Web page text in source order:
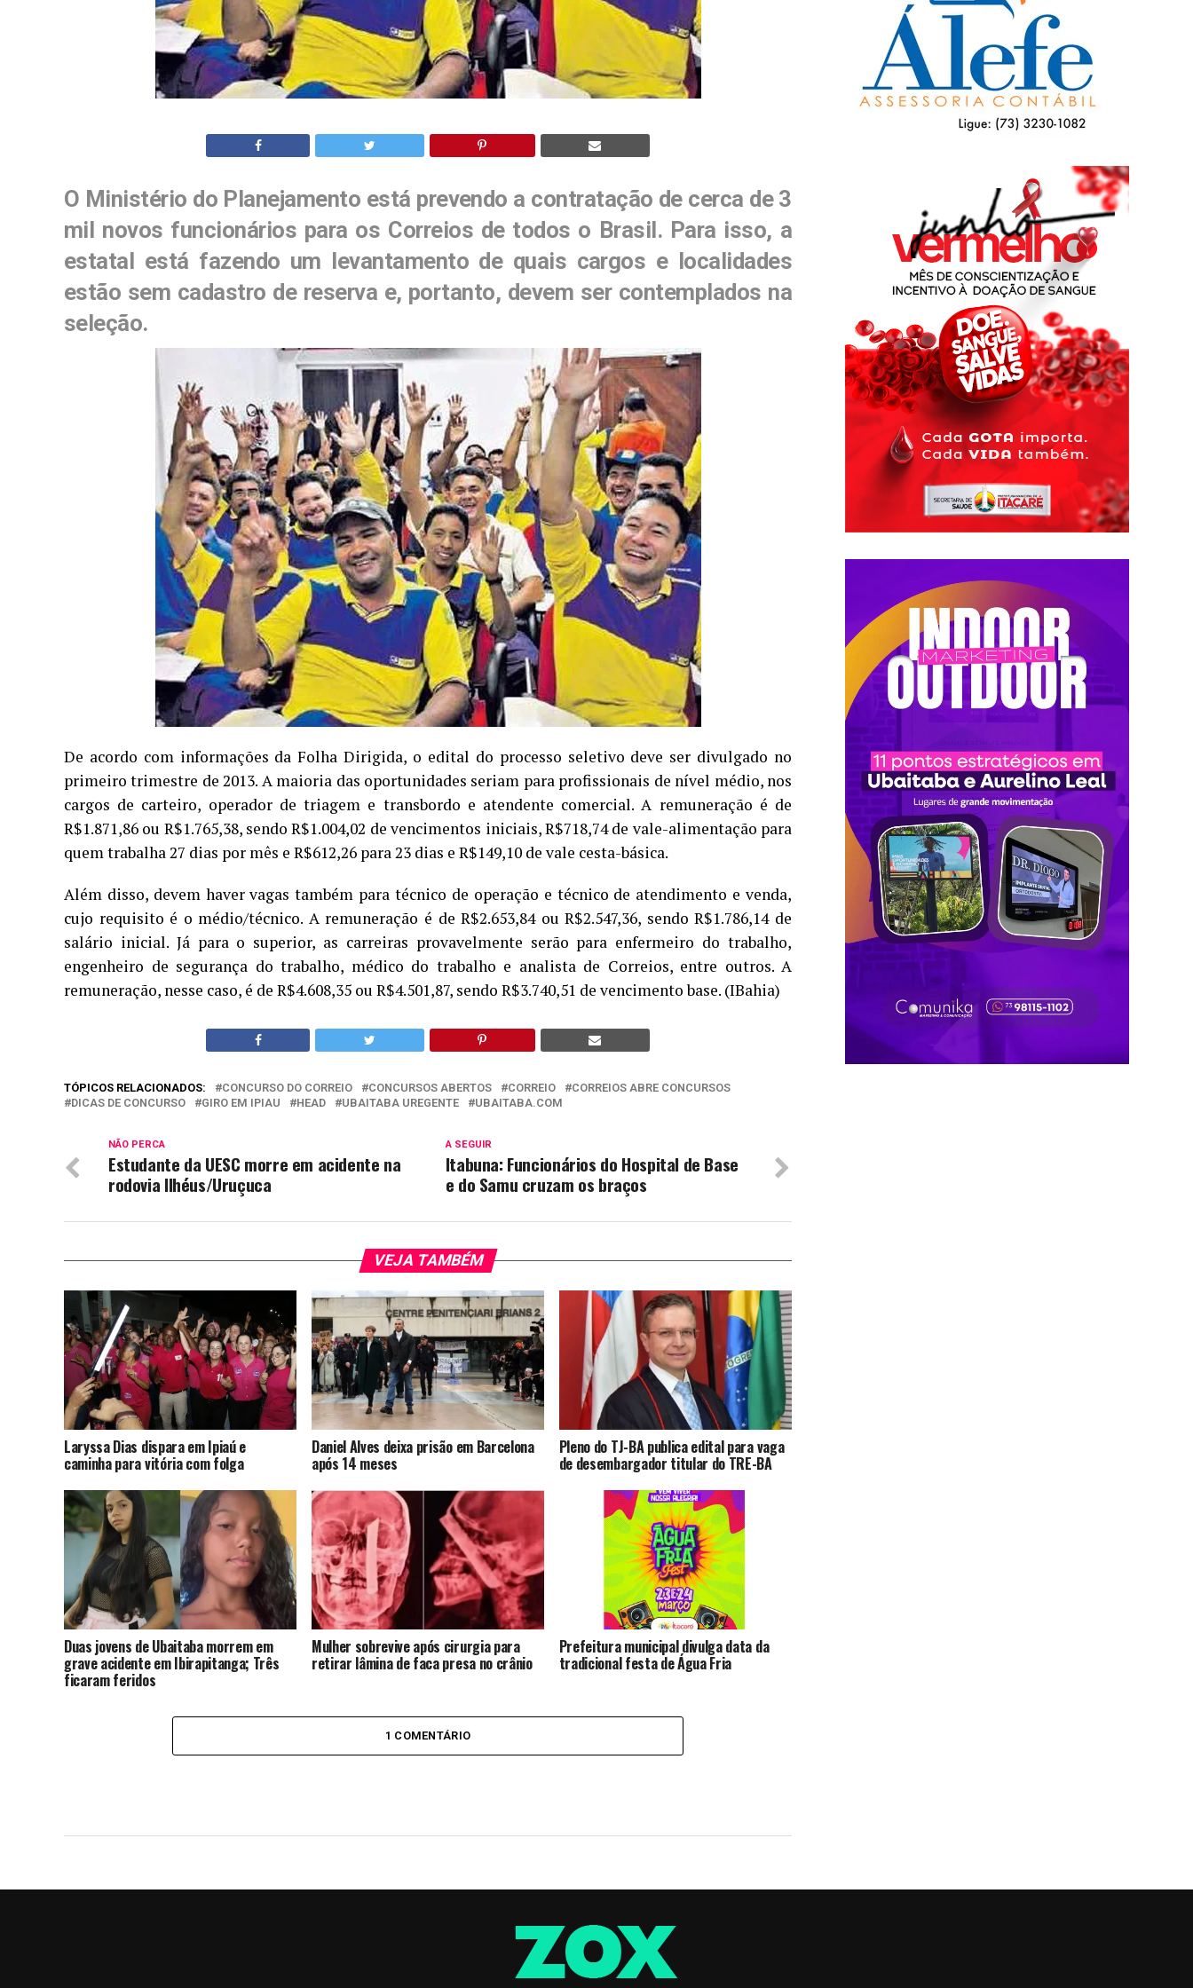
O Ministério do Planejamento está prevendo a contratação de cerca de 3
mil novos funcionários para os Correios de todos o Brasil. Para isso, a
estatal está fazendo um levantamento de quais cargos e localidades
estão sem cadastro de reserva e, portanto, devem ser contemplados na
seleção.
De acordo com informações da Folha Dirigida, o edital do processo seletivo deve ser divulgado no
primeiro trimestre de 2013. A maioria das oportunidades seriam para profissionais de nível médio, nos
cargos de carteiro, operador de triagem e transbordo e atendente comercial. A remuneração é de
R$1.871,86 ou R$1.765,38, sendo R$1.004,02 de vencimentos iniciais, R$718,74 de vale-alimentação para
quem trabalha 27 dias por mês e R$612,26 para 23 dias e R$149,10 de vale cesta-básica.
Além disso, devem haver vagas também para técnico de operação e técnico de atendimento e venda,
cujo requisito é o médio/técnico. A remuneração é de R$2.653,84 ou R$2.547,36, sendo R$1.786,14 de
salário inicial. Já para o superior, as carreiras provavelmente serão para enfermeiro do trabalho,
engenheiro de segurança do trabalho, médico do trabalho e analista de Correios, entre outros. A
remuneração, nesse caso, é de R$4.608,35 ou R$4.501,87, sendo R$3.740,51 de vencimento base. (IBahia)
TÓPICOS RELACIONADOS: CONCURSO DO CORREIO CONCURSOS ABERTOS CORREIO
CORREIOS ABRE CONCURSOS
DICAS DE CONCURSO
GIRO EM IPIAU HEAD UBAITABA UREGENTE UBAITABA.COM
A SEGUIR
Itabuna: Funcionários do Hospital de Base
e do Samu cruzam os braços
NÃO PERCA
Estudante da UESC morre em acidente na
rodovia Ilhéus/Uruçuca
VEJA TAMBÉM
Laryssa Dias dispara em Ipiaú e
caminha para vitória com folga
Daniel Alves deixa prisão em Barcelona
após 14 meses
Pleno do TJ-BA publica edital para vaga
de desembargador titular do TRE-BA
Duas jovens de Ubaitaba morrem em
grave acidente em Ibirapitanga; Três
ficaram feridos
Mulher sobrevive após cirurgia para
retirar lâmina de faca presa no crânio
Prefeitura municipal divulga data da
tradicional festa de Água Fria
1 COMENTÁRIO